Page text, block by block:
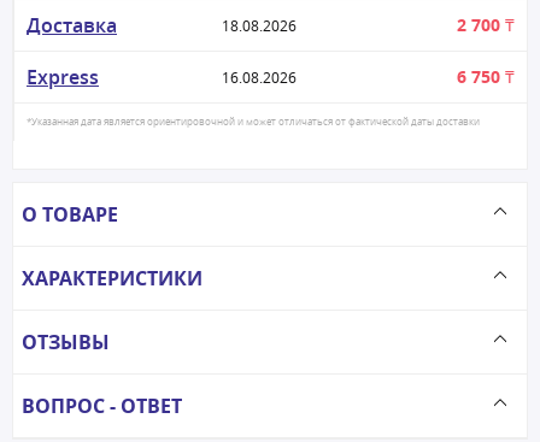
Доставка 18.08.2026 2 700 ₸
Express 16.08.2026 6 750 ₸
*Указанная дата является ориентировочной и может отличаться от фактической даты доставки
О ТОВАРЕ
ХАРАКТЕРИСТИКИ
ОТЗЫВЫ
ВОПРОС - ОТВЕТ